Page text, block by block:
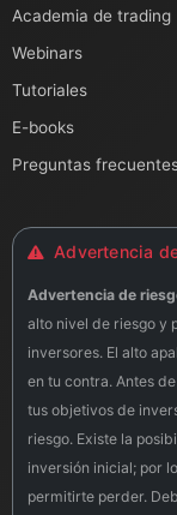
Academia de trading
Webinars
Tutoriales
E-books
Preguntas
Advertencia
Advertencia de
alto nivel de riesgo y
inversores. El alto
en tu contra. Antes
tus objetivos de
riesgo. Existe la
inversión inicial; por
permitirte perder.